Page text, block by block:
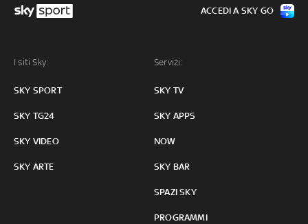
I siti Sky:
SKY SPORT
SKY TG24
SKY VIDEO
SKY ARTE
Servizi:
SKY TV
SKY APPS
NOW
SKY BAR
SPAZI SKY
PROGRAMMI
ACCEDI A SKY GO